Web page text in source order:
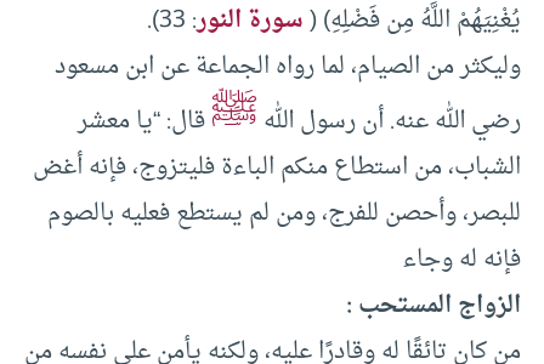
يُغْنِيَهُمْ اللَّهُ مِن فَضْلِهِ) (سورة النور: 33).
وليكثر من الصيام، لما رواه الجماعة عن ابن مسعود
رضي الله عنه. أن رسول اللهﷺقال: “يا معشر
الشباب، من استطاع منكم الباءة فليتزوج، فإنه أغض
للبصر، وأحصن للفرج، ومن لم يستطع فعليه بالصوم
فإنه له وجاء
الزواج المستحب :
من كان تائقًا له وقادرًا عليه، ولكنه يأمن على نفسه من